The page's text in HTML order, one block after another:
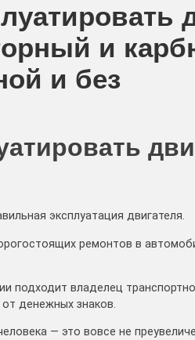
и
и без
эксплуатация двигателя.
ремонтов в
подходит владелец
денежных знаков.
— это вовсе не